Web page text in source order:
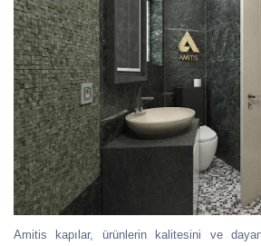
Amitis kapılar, ürünlerin kalitesini ve